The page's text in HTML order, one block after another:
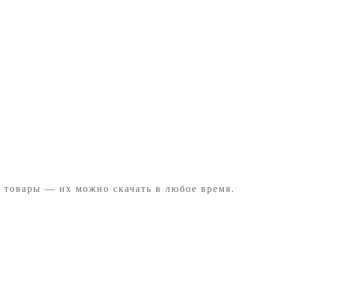
товары — их можно скачать в любое время.